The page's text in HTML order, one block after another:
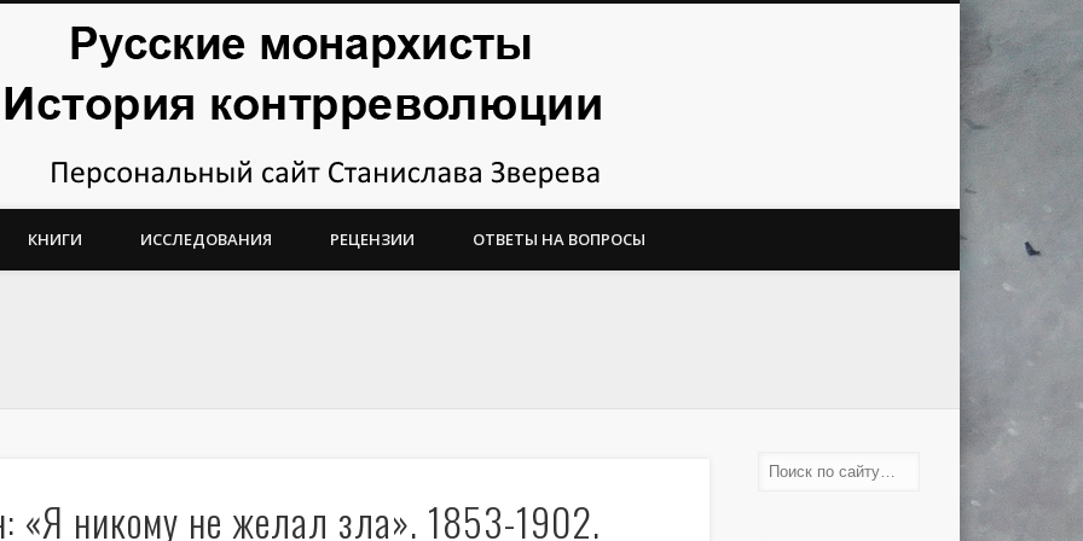
контрреволюции
КНИГИ ИССЛЕДОВАНИЯ РЕЦЕНЗИИ ОТВЕТЫ НА ВОПРОСЫ
«Я никому не желал зла». 1853-1902.